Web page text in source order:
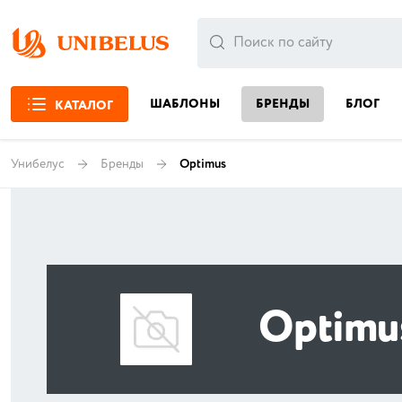
КАТАЛОГ ШАБЛОНЫ БРЕНДЫ БЛОГ
Унибелус Бренды Optimus